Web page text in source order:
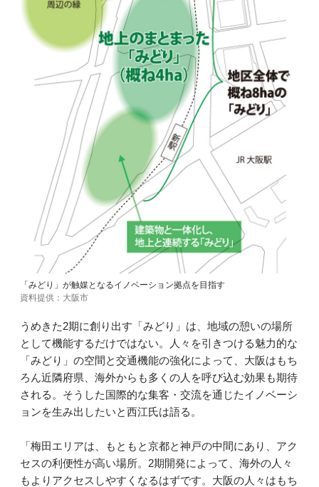
「みどり」が触媒となるイノベーション拠点を目指す
資料提供：大阪市
うめきた2期に創り出す「みどり」は、地域の憩いの場所
として機能するだけではない。人々を引きつける魅力的な
「みどり」の空間と交通機能の強化によって、大阪はもち
ろん近隣府県、海外からも多くの人を呼び込む効果も期待
される。そうした国際的な集客・交流を通じたイノベーシ
ョンを生み出したいと西江氏は語る。
「梅田エリアは、もともと京都と神戸の中間にあり、アク
セスの利便性が高い場所。2期開発によって、海外の人々
もよりアクセスしやすくなるはずです。大阪の人々はもち